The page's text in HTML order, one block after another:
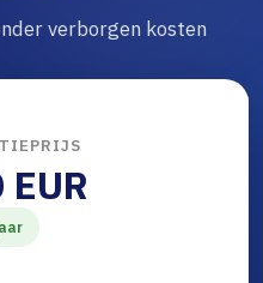
verborgen kosten